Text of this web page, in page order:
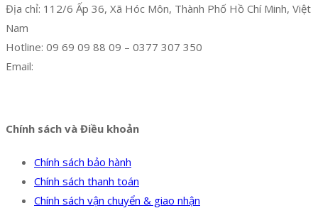
Địa chỉ: 112/6 Ấp 36, Xã Hóc Môn, Thành Phố Hồ Chí Minh, Việt
Nam
Hotline: 09 69 09 88 09 – 0377 307 350
Email:
Chính sách và Điều khoản
Chính sách bảo hành
Chính sách thanh toán
Chính sách vận chuyển & giao nhận